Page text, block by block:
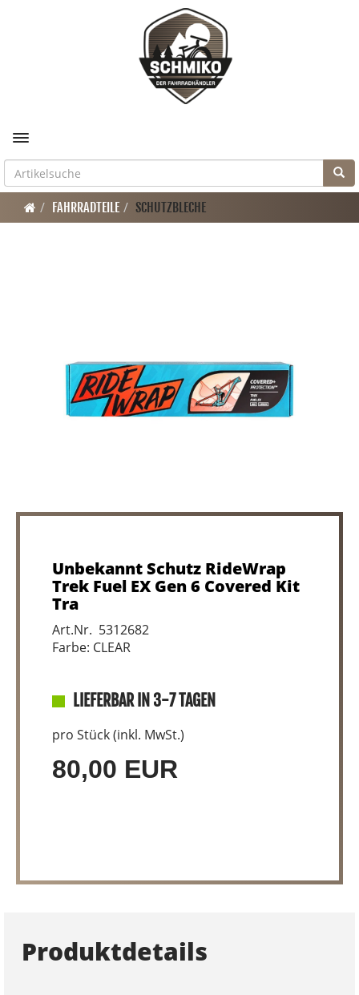
Toggle navigation
FAHRRADTEILE SCHUTZBLECHE
Unbekannt Schutz RideWrap
Trek Fuel EX Gen 6 Covered Kit
Tra
Art.Nr. 5312682
Farbe: CLEAR
LIEFERBAR IN 3-7 TAGEN
pro Stück (inkl. MwSt.)
80,00 EUR
Produktdetails